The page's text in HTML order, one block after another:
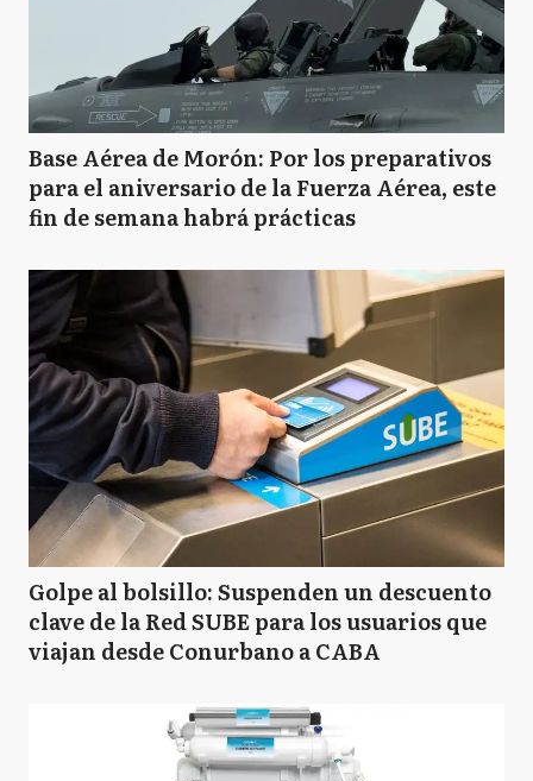
Base Aérea de Morón: Por los preparativos
para el aniversario de la Fuerza Aérea, este
fin de semana habrá prácticas
Golpe al bolsillo: Suspenden un descuento
clave de la Red SUBE para los usuarios que
viajan desde Conurbano a CABA